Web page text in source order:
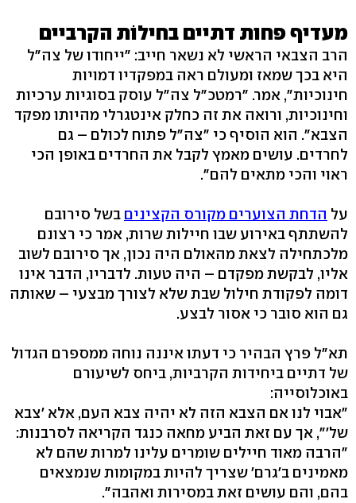
מעדיף פחות דתיים בחילוֹת הקרביים
הרב הצבאי הראשי לא נשאר חייב: "ייחודו של צה"ל
היא בכך שמאז ומעולם ראה במפקדיו דמויות
חינוכיות", אמר. "רמטכ"ל צה"ל עוסק בסוגיות ערכיות
וחינוכיות, ורואה את זה כחלק אינטגרלי מהיותו מפקד
הצבא". הוא הוסיף כי "צה"ל פתוח לכולם – גם
לחרדים. עושים מאמץ לקבל את החרדים באופן הכי
ראוי והכי מתאים להם".
על הדחת הצוערים מקורס הקצינים בשל סירובם
להשתתף באירוע שבו חיילות שרות, אמר כי רצונם
מלכתחילה לצאת מהאולם היה נכון, אך סירובם לשוב
אליו, לבקשת מפקדם – היה טעות. לדבריו, הדבר אינו
דומה לפקודת חילול שבת שלא לצורך מבצעי – שאותה
גם הוא סובר כי אסור לבצע.
תא"ל פרץ הבהיר כי דעתו איננה נוחה ממספרם הגדול
של דתיים ביחידות הקרביות, ביחס לשיעורם
באוכלוסייה:
"אבוי לנו אם הצבא הזה לא יהיה צבא העם, אלא 'צבא
של'", אך עם זאת הביע מחאה כנגד הקריאה לסרבנות:
"הרבה מאוד חיילים שומרים עלינו למרות שהם לא
מאמינים ב'גרם' שצריך להיות במקומות שנמצאים
בהם, והם עושים זאת במסירות ואהבה".